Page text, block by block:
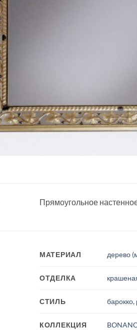
Прямоугольное
МАТЕРИАЛ дерево
ОТДЕЛКА
СТИЛЬ барокко,
КОЛЛЕКЦИЯ